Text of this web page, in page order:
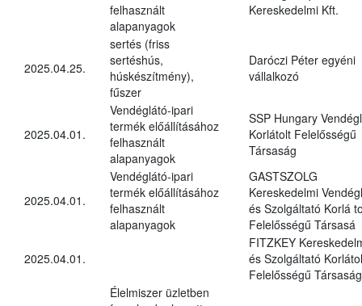
felhasznált
alapanyagok
Kereskedelmi Kft.
2025.04.25.
sertés (friss
sertéshús,
húskészítmény),
fűszer
Daróczi Péter egyéni
vállalkozó
2025.04.01.
Vendéglátó-ipari
termék előállításához
felhasznált
alapanyagok
SSP Hungary
Korlátolt Felelősségű
Társaság
2025.04.01.
Vendéglátó-ipari
termék előállításához
felhasznált
alapanyagok
GASTSZOLG
Kereskedelmi
és Szolgáltató Korlá
Felelősségű Társasá
2025.04.01.
FITZKEY
és Szolgáltató
Felelősségű Társaság
Élelmiszer üzletben